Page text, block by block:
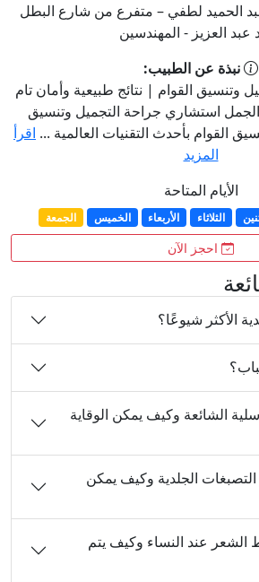
الحميد لطفي – متفرع من شارع البطل
عبد العزيز - المهندسين
نبذة عن الطبيب:
وتنسيق القوام | نتائج طبيعية وأمان تام
استشاري جراحة التجميل وتنسيق
القوام بأحدث التقنيات العالمية ... اقرأ
المزيد
الأيام المتاحة
الثلاثاء الأربعاء الخميس الجمعة
احجز الآن
الأكثر شيوعًا؟
الشائعة وكيف يمكن الوقاية
الجلدية وكيف يمكن
عند النساء وكيف يتم